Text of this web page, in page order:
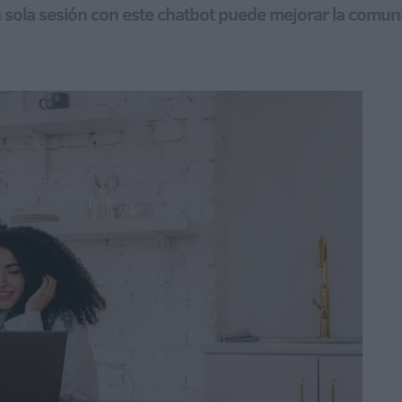
sesión con este chatbot puede mejorar la